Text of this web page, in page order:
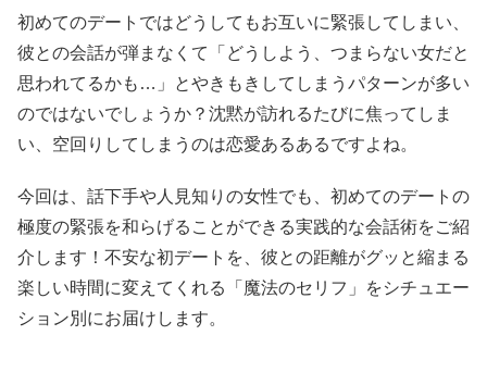
初めてのデートではどうしてもお互いに緊張してしまい、
彼との会話が弾まなくて「どうしよう、つまらない女だと
思われてるかも…」とやきもきしてしまうパターンが多い
のではないでしょうか？沈黙が訪れるたびに焦ってしま
い、空回りしてしまうのは恋愛あるあるですよね。
今回は、話下手や人見知りの女性でも、初めてのデートの
極度の緊張を和らげることができる実践的な会話術をご紹
介します！不安な初デートを、彼との距離がグッと縮まる
楽しい時間に変えてくれる「魔法のセリフ」をシチュエー
ション別にお届けします。